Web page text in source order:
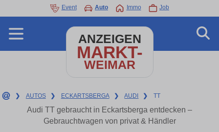
Event Auto Immo Job
ANZEIGEN
MARKT-
WEIMAR
❯ AUTOS ❯ ECKARTSBERGA ❯ AUDI ❯ TT
Audi TT gebraucht in Eckartsberga entdecken –
Gebrauchtwagen von privat & Händler